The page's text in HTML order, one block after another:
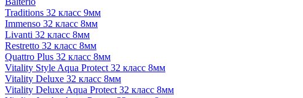
Traditions 32 класс 9мм
Immenso 32 класс 8мм
Livanti 32 класс 8мм
Restretto 32 класс 8мм
Quattro Plus 32 класс 8мм
Vitality Style Aqua Protect 32 класс 8мм
Vitality Deluxe 32 класс 8мм
Vitality Deluxe Aqua Protect 32 класс 8мм